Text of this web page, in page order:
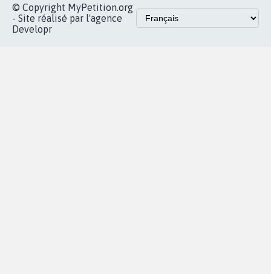
© Copyright MyPetition.org
- Site réalisé par l'agence
Developr